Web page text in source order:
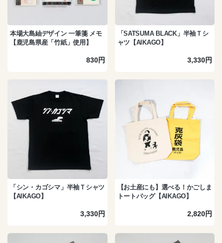
本場大島紬デザイン 一筆箋 メモ
【鹿児島県産「竹紙」使用】
830円
「SATSUMA BLACK」半袖Ｔシ
ャツ【AIKAGO】
3,330円
「シン・カゴシマ」半袖Ｔシャツ
【AIKAGO】
3,330円
【お土産にも】選べる！かごしま
トートバッグ【AIKAGO】
2,820円